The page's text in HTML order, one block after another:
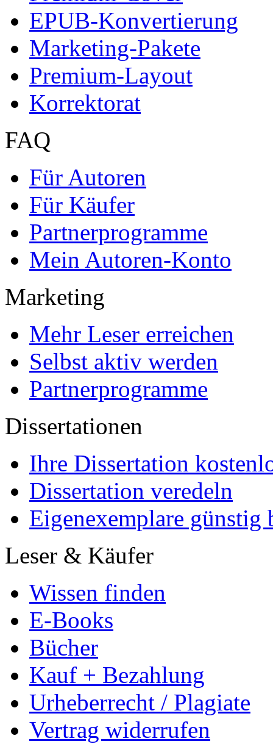
EPUB-Konvertierung
Marketing-Pakete
Premium-Layout
Korrektorat
FAQ
Für Autoren
Für Käufer
Partnerprogramme
Mein Autoren-Konto
Marketing
Mehr Leser erreichen
Selbst aktiv werden
Partnerprogramme
Dissertationen
Ihre Dissertation
Dissertation veredeln
Eigenexemplare günstig
Leser & Käufer
Wissen finden
E-Books
Bücher
Kauf + Bezahlung
Urheberrecht / Plagiate
Vertrag widerrufen